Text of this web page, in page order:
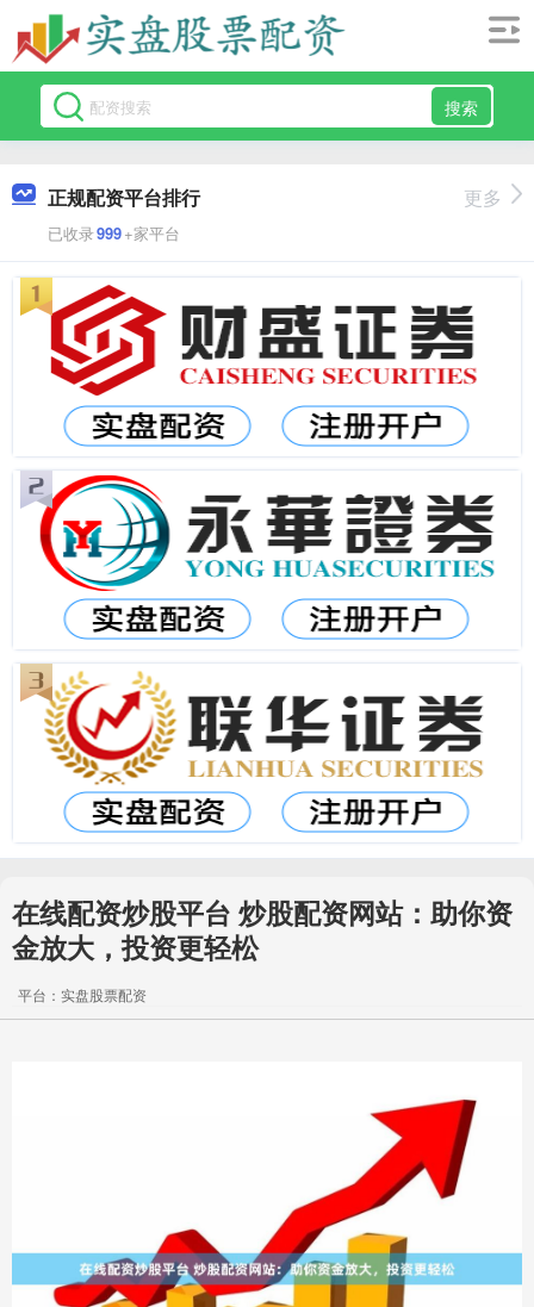
搜索
正规配资平台排行
已收录999+家平台
更多
在线配资炒股平台 炒股配资网站：助你资
金放大，投资更轻松
平台：实盘股票配资